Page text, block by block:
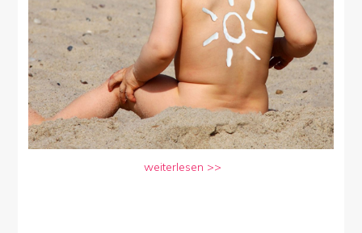
weiterlesen >>